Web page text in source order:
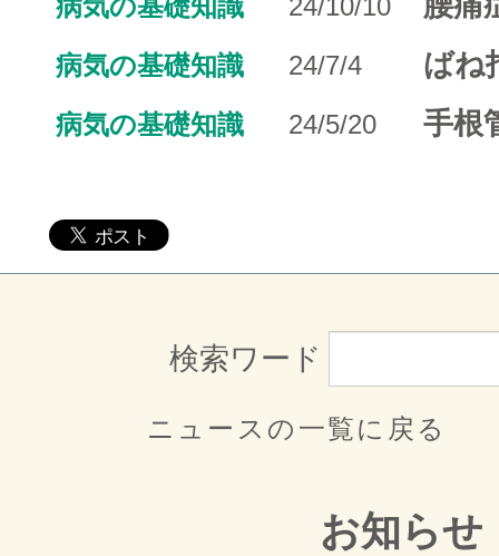
病気の基礎知識 24/10/10
病気の基礎知識 24/7/4 ばね
病気の基礎知識 24/5/20 手根
検索ワード
ニュースの一覧に戻る
お知らせ